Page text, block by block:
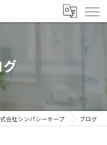
会社シンパシーホープ ブログ